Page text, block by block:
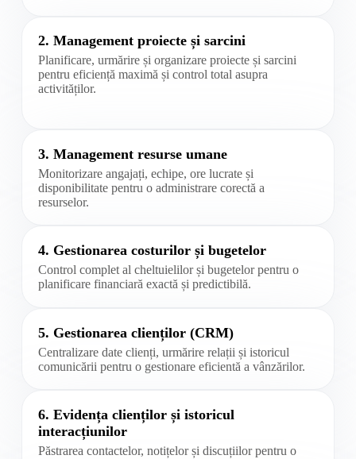
2. Management proiecte și sarcini
Planificare, urmărire și organizare proiecte și sarcini
pentru eficiență maximă și control total asupra
activităților.
3. Management resurse umane
Monitorizare angajați, echipe, ore lucrate și
disponibilitate pentru o administrare corectă a
resurselor.
4. Gestionarea costurilor și bugetelor
Control complet al cheltuielilor și bugetelor pentru o
planificare financiară exactă și predictibilă.
5. Gestionarea clienților (CRM)
Centralizare date clienți, urmărire relații și istoricul
comunicării pentru o gestionare eficientă a vânzărilor.
6. Evidența clienților și istoricul
interacțiunilor
Păstrarea contactelor, notițelor și discuțiilor pentru o